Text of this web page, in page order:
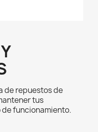
de repuestos de
tus
funcionamiento.